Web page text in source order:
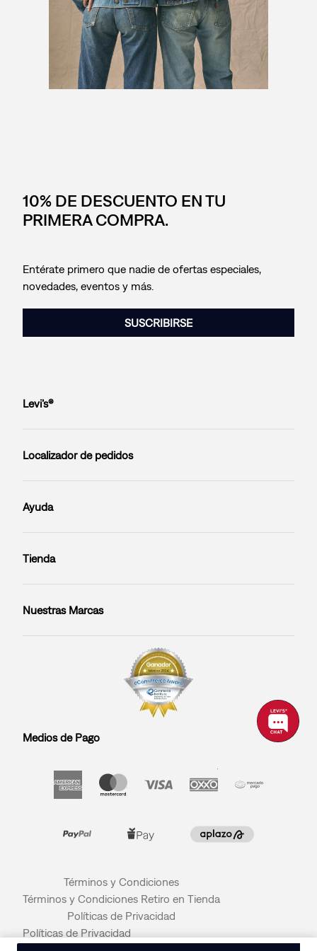
10% DE DESCUENTO EN TU
PRIMERA COMPRA.
Entérate primero que nadie de ofertas especiales,
novedades, eventos y más.
SUSCRIBIRSE
Levi’s®
Localizador de pedidos
Ayuda
Tienda
Nuestras Marcas
Medios de Pago
Términos y Condiciones
Términos y Condiciones Retiro en Tienda
Políticas de Privacidad
Políticas de Privacidad